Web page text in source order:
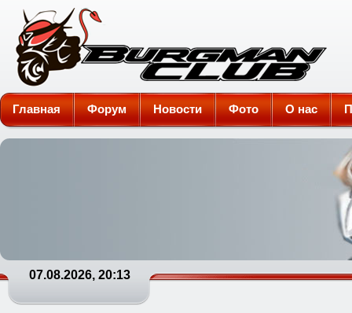
Burgman-Club
Главная Форум Новости Фото О нас
07.08.2026, 20:13